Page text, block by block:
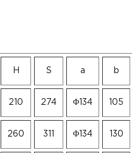
H S a b
210 274 Φ134 105
260 311 Φ134 130